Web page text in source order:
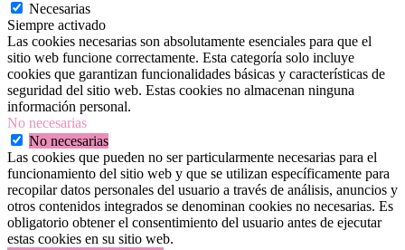
Necesarias
Siempre activado
Las cookies necesarias son absolutamente esenciales para que el
sitio web funcione correctamente. Esta categoría solo incluye
cookies que garantizan funcionalidades básicas y características de
seguridad del sitio web. Estas cookies no almacenan ninguna
información personal.
No necesarias
No necesarias
Las cookies que pueden no ser particularmente necesarias para el
funcionamiento del sitio web y que se utilizan específicamente para
recopilar datos personales del usuario a través de análisis, anuncios y
otros contenidos integrados se denominan cookies no necesarias. Es
obligatorio obtener el consentimiento del usuario antes de ejecutar
estas cookies en su sitio web.